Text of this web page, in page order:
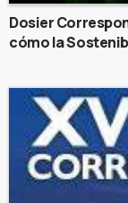
Dosier
cómo la